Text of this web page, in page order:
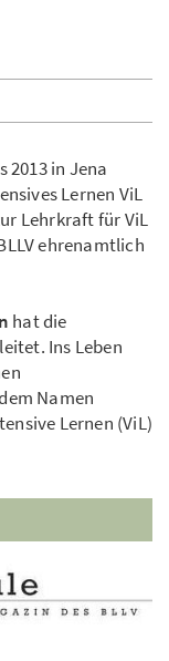
2013 in Jena
Lernen ViL
Lehrkraft für ViL
ehrenamtlich
hat die
Ins Leben
Namen
Lernen (ViL)